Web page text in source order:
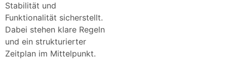
Stabilität und
Funktionalität sicherstellt.
Dabei stehen klare Regeln
und ein strukturierter
Zeitplan im Mittelpunkt.